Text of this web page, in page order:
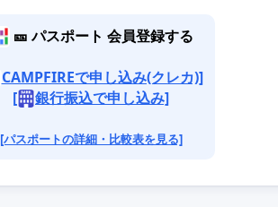
🎫 パスポート 会員登録する
CAMPFIREで申し込み(クレカ)]
[
銀行振込で申し込み]
[パスポートの詳細・比較表を見る]